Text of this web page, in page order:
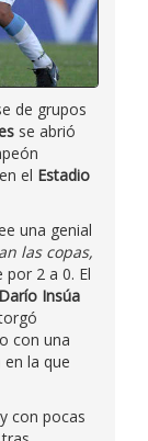
de grupos
se abrió
el Estadio
una genial
las copas,
2 a 0. El
Insúa
con una
la que
con pocas